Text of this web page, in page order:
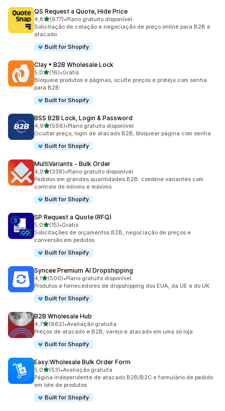
QS Request a Quote, Hide Price
4,8de 5 estrelas
(677)
677 avaliações ao todo
•Plano gratuito disponível
Solicitação de cotação e negociação de preço online para B2B e
atacado
Built for Shopify
Clay • B2B Wholesale Lock
5,0de 5 estrelas
(16)
16 avaliações ao todo
•Grátis
Bloqueie produtos e páginas, oculte preços e proteja com senha
para B2B
Built for Shopify
BSS B2B Lock, Login & Password
4,9de 5 estrelas
(598)
598 avaliações ao todo
•Plano gratuito disponível
Ocultar preço, login de atacado B2B, bloquear página com senha
Built for Shopify
MultiVariants ‑ Bulk Order
4,9de 5 estrelas
(338)
338 avaliações ao todo
•Plano gratuito disponível
Pedidos em grandes quantidades B2B: combine variantes com
controle de mínimo e máximo
Built for Shopify
SP Request a Quote (RFQ)
5,0de 5 estrelas
(15)
15 avaliações ao todo
•Grátis
Solicitações de orçamentos B2B, negociação de preços e
conversão em pedidos
Built for Shopify
Syncee Premium AI Dropshipping
4,1de 5 estrelas
(500)
500 avaliações ao todo
•Plano gratuito disponível
Produtos e fornecedores de dropshipping dos EUA, da UE e do UK
Built for Shopify
B2B Wholesale Hub
4,7de 5 estrelas
(662)
662 avaliações ao todo
•Avaliação gratuita
Preços de atacado e B2B, varejo e atacado em uma só loja
Built for Shopify
Easy:Wholesale Bulk Order Form
5,0de 5 estrelas
(53)
53 avaliações ao todo
•Avaliação gratuita
Página independente de atacado B2B/B2C e formulário de pedido
em lote de produtos
Built for Shopify